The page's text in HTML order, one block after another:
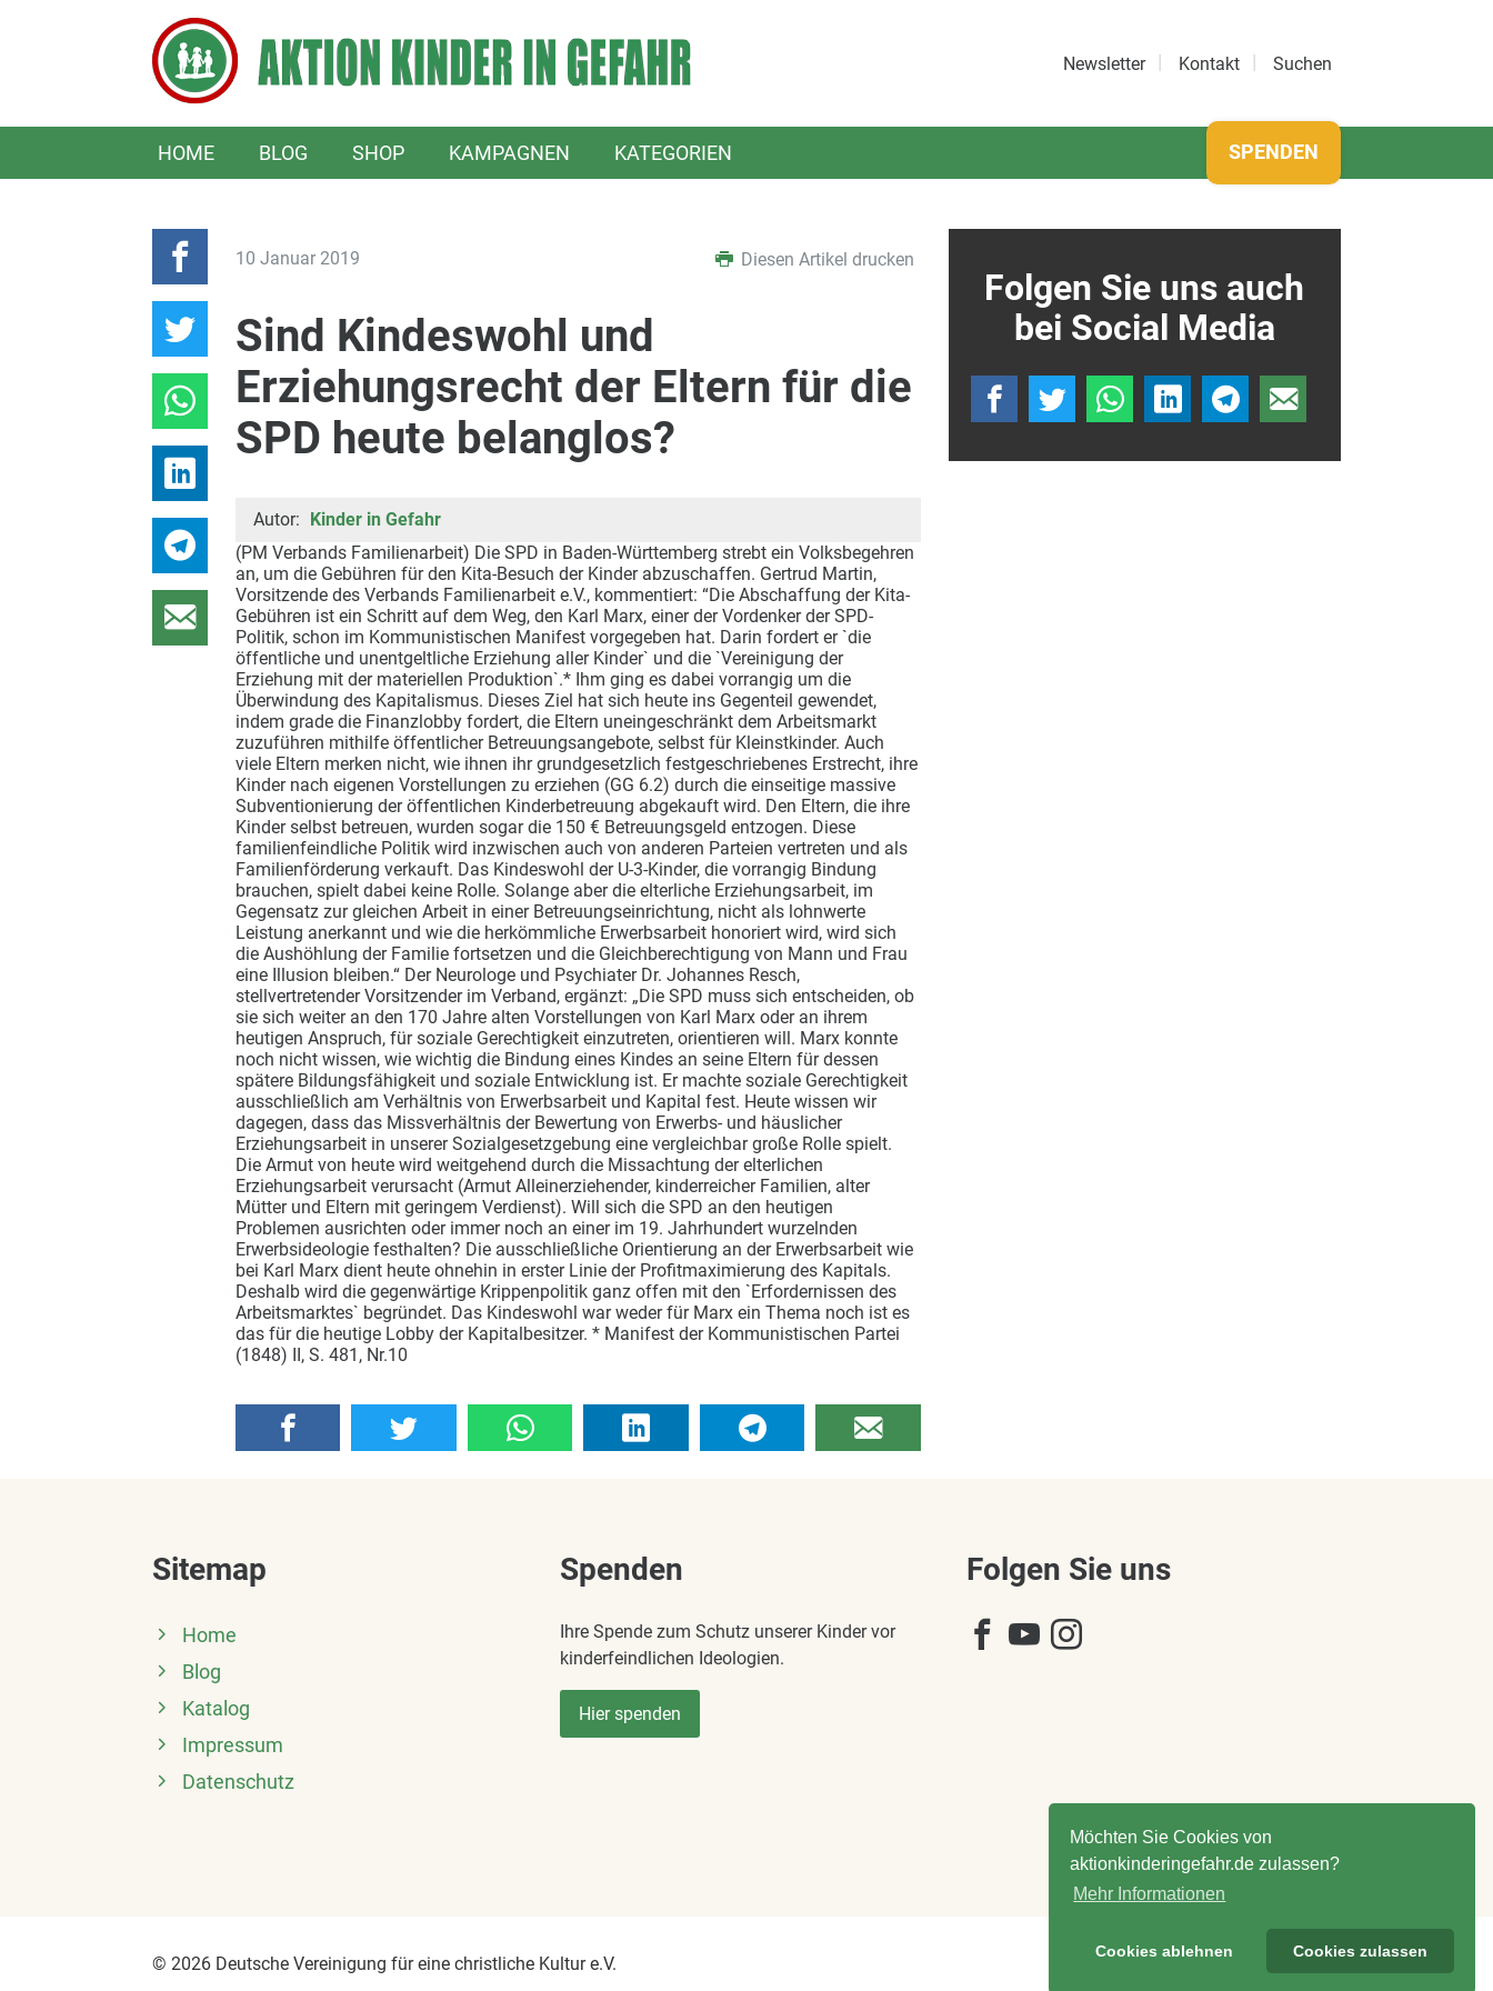
Möchten Sie Cookies von
aktionkinderingefahr.de zulassen?
Mehr Informationen
Cookies ablehnen Cookies zulassen
Newsletter Kontakt Suchen
HOME BLOG SHOP KAMPAGNEN KATEGORIEN SPENDEN
10 Januar 2019 Diesen Artikel drucken
Sind Kindeswohl und
Erziehungsrecht der Eltern für die
SPD heute belanglos?
Autor: Kinder in Gefahr
(PM Verbands Familienarbeit) Die SPD in Baden-Württemberg strebt ein Volksbegehren
an, um die Gebühren für den Kita-Besuch der Kinder abzuschaffen. Gertrud Martin,
Vorsitzende des Verbands Familienarbeit e.V., kommentiert: “Die Abschaffung der Kita-
Gebühren ist ein Schritt auf dem Weg, den Karl Marx, einer der Vordenker der SPD-
Politik, schon im Kommunistischen Manifest vorgegeben hat. Darin fordert er `die
öffentliche und unentgeltliche Erziehung aller Kinder` und die `Vereinigung der
Erziehung mit der materiellen Produktion`.* Ihm ging es dabei vorrangig um die
Überwindung des Kapitalismus. Dieses Ziel hat sich heute ins Gegenteil gewendet,
indem grade die Finanzlobby fordert, die Eltern uneingeschränkt dem Arbeitsmarkt
zuzuführen mithilfe öffentlicher Betreuungsangebote, selbst für Kleinstkinder. Auch
viele Eltern merken nicht, wie ihnen ihr grundgesetzlich festgeschriebenes Erstrecht, ihre
Kinder nach eigenen Vorstellungen zu erziehen (GG 6.2) durch die einseitige massive
Subventionierung der öffentlichen Kinderbetreuung abgekauft wird. Den Eltern, die ihre
Kinder selbst betreuen, wurden sogar die 150 € Betreuungsgeld entzogen. Diese
familienfeindliche Politik wird inzwischen auch von anderen Parteien vertreten und als
Familienförderung verkauft. Das Kindeswohl der U-3-Kinder, die vorrangig Bindung
brauchen, spielt dabei keine Rolle. Solange aber die elterliche Erziehungsarbeit, im
Gegensatz zur gleichen Arbeit in einer Betreuungseinrichtung, nicht als lohnwerte
Leistung anerkannt und wie die herkömmliche Erwerbsarbeit honoriert wird, wird sich
die Aushöhlung der Familie fortsetzen und die Gleichberechtigung von Mann und Frau
eine Illusion bleiben.“ Der Neurologe und Psychiater Dr. Johannes Resch,
stellvertretender Vorsitzender im Verband, ergänzt: „Die SPD muss sich entscheiden, ob
sie sich weiter an den 170 Jahre alten Vorstellungen von Karl Marx oder an ihrem
heutigen Anspruch, für soziale Gerechtigkeit einzutreten, orientieren will. Marx konnte
noch nicht wissen, wie wichtig die Bindung eines Kindes an seine Eltern für dessen
spätere Bildungsfähigkeit und soziale Entwicklung ist. Er machte soziale Gerechtigkeit
ausschließlich am Verhältnis von Erwerbsarbeit und Kapital fest. Heute wissen wir
dagegen, dass das Missverhältnis der Bewertung von Erwerbs- und häuslicher
Erziehungsarbeit in unserer Sozialgesetzgebung eine vergleichbar große Rolle spielt.
Die Armut von heute wird weitgehend durch die Missachtung der elterlichen
Erziehungsarbeit verursacht (Armut Alleinerziehender, kinderreicher Familien, alter
Mütter und Eltern mit geringem Verdienst). Will sich die SPD an den heutigen
Problemen ausrichten oder immer noch an einer im 19. Jahrhundert wurzelnden
Erwerbsideologie festhalten? Die ausschließliche Orientierung an der Erwerbsarbeit wie
bei Karl Marx dient heute ohnehin in erster Linie der Profitmaximierung des Kapitals.
Deshalb wird die gegenwärtige Krippenpolitik ganz offen mit den `Erfordernissen des
Arbeitsmarktes` begründet. Das Kindeswohl war weder für Marx ein Thema noch ist es
das für die heutige Lobby der Kapitalbesitzer. * Manifest der Kommunistischen Partei
(1848) II, S. 481, Nr.10
Folgen Sie uns auch
bei Social Media
Sitemap
Home
Blog
Katalog
Impressum
Datenschutz
Spenden
Ihre Spende zum Schutz unserer Kinder vor
kinderfeindlichen Ideologien.
Hier spenden
Folgen Sie uns
© 2026 Deutsche Vereinigung für eine christliche Kultur e.V.